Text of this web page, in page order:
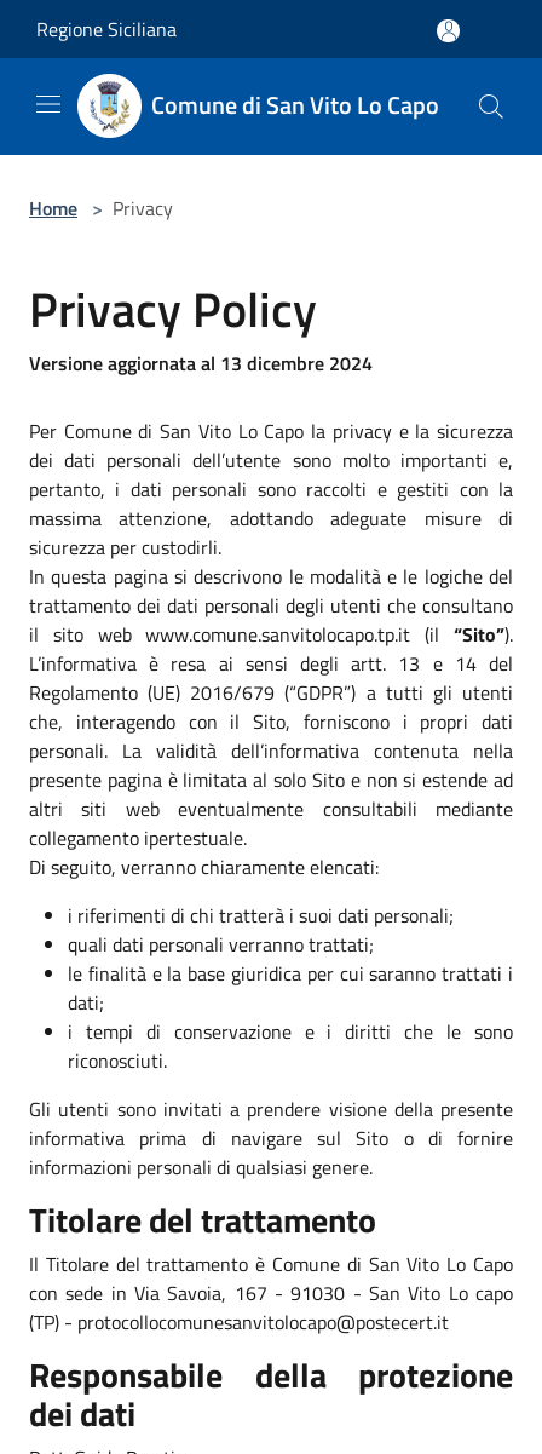
Regione Siciliana
Comune di San Vito Lo Capo
Home > Privacy
Privacy Policy
Versione aggiornata al 13 dicembre 2024
Per Comune di San Vito Lo Capo la privacy e la sicurezza
dei dati personali dell’utente sono molto importanti e,
pertanto, i dati personali sono raccolti e gestiti con la
massima attenzione, adottando adeguate misure di
sicurezza per custodirli.
In questa pagina si descrivono le modalità e le logiche del
trattamento dei dati personali degli utenti che consultano
il sito web www.comune.sanvitolocapo.tp.it (il “Sito”).
L’informativa è resa ai sensi degli artt. 13 e 14 del
Regolamento (UE) 2016/679 (“GDPR”) a tutti gli utenti
che, interagendo con il Sito, forniscono i propri dati
personali. La validità dell’informativa contenuta nella
presente pagina è limitata al solo Sito e non si estende ad
altri siti web eventualmente consultabili mediante
collegamento ipertestuale.
Di seguito, verranno chiaramente elencati:
i riferimenti di chi tratterà i suoi dati personali;
quali dati personali verranno trattati;
le finalità e la base giuridica per cui saranno trattati i
dati;
i tempi di conservazione e i diritti che le sono
riconosciuti.
Gli utenti sono invitati a prendere visione della presente
informativa prima di navigare sul Sito o di fornire
informazioni personali di qualsiasi genere.
Titolare del trattamento
Il Titolare del trattamento è Comune di San Vito Lo Capo
con sede in Via Savoia, 167 - 91030 - San Vito Lo capo
(TP) - protocollocomunesanvitolocapo@postecert.it
Responsabile della protezione
dei dati